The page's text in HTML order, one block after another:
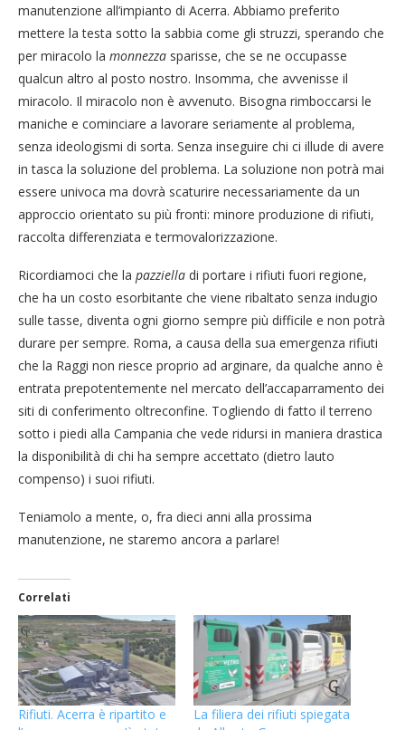
manutenzione all’impianto di Acerra. Abbiamo preferito
mettere la testa sotto la sabbia come gli struzzi, sperando che
per miracolo la monnezza sparisse, che se ne occupasse
qualcun altro al posto nostro. Insomma, che avvenisse il
miracolo. Il miracolo non è avvenuto. Bisogna rimboccarsi le
maniche e cominciare a lavorare seriamente al problema,
senza ideologismi di sorta. Senza inseguire chi ci illude di avere
in tasca la soluzione del problema. La soluzione non potrà mai
essere univoca ma dovrà scaturire necessariamente da un
approccio orientato su più fronti: minore produzione di rifiuti,
raccolta differenziata e termovalorizzazione.
Ricordiamoci che la pazziella di portare i rifiuti fuori regione,
che ha un costo esorbitante che viene ribaltato senza indugio
sulle tasse, diventa ogni giorno sempre più difficile e non potrà
durare per sempre. Roma, a causa della sua emergenza rifiuti
che la Raggi non riesce proprio ad arginare, da qualche anno è
entrata prepotentemente nel mercato dell’accaparramento dei
siti di conferimento oltreconfine. Togliendo di fatto il terreno
sotto i piedi alla Campania che vede ridursi in maniera drastica
la disponibilità di chi ha sempre accettato (dietro lauto
compenso) i suoi rifiuti.
Teniamolo a mente, o, fra dieci anni alla prossima
manutenzione, ne staremo ancora a parlare!
Correlati
Rifiuti. Acerra è ripartito e
La filiera dei rifiuti spiegata